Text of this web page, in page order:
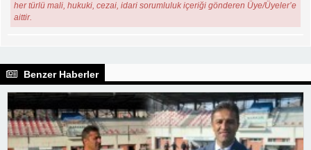
her türlü mali, hukuki, cezai, idari sorumluluk içeriği gönderen Üye/Üyeler’e
aittir.
Benzer Haberler